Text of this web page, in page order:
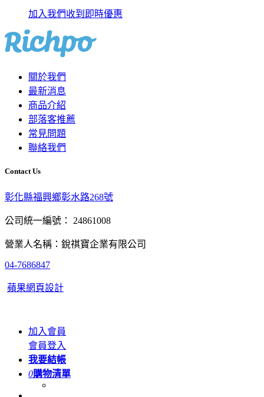
加入我們收到即時優惠
關於我們
最新消息
商品介紹
部落客推薦
常見問題
聯絡我們
Contact Us
彰化縣福興鄉彰水路268號
公司統一編號： 24861008
營業人名稱：銳祺寶企業有限公司
04-7686847
蘋果網頁設計
加入會員
會員登入
我要結帳
0購物清單